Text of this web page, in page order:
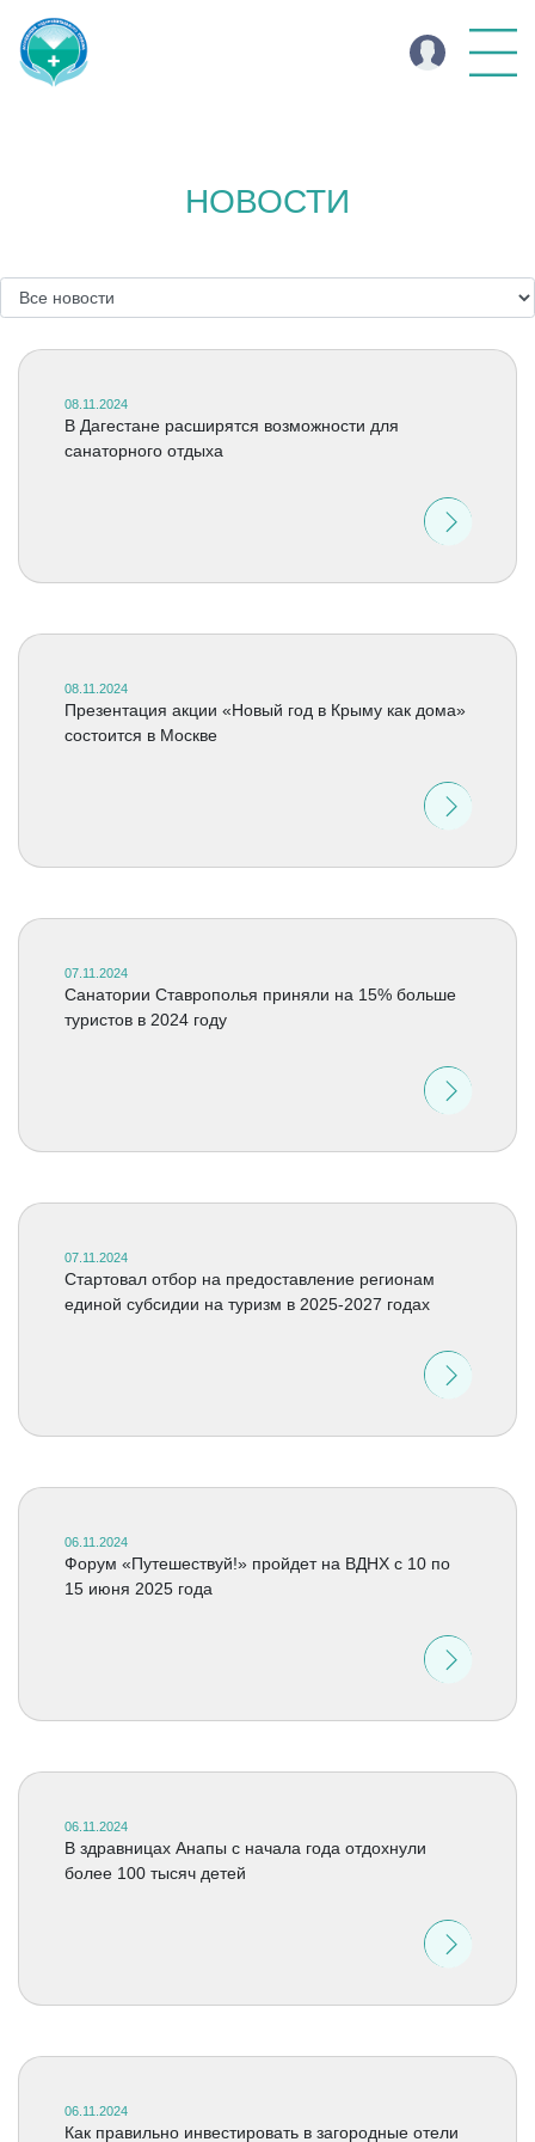
НОВОСТИ
08.11.2024
В Дагестане расширятся возможности для
санаторного отдыха
08.11.2024
Презентация акции «Новый год в Крыму как дома»
состоится в Москве
07.11.2024
Санатории Ставрополья приняли на 15% больше
туристов в 2024 году
07.11.2024
Стартовал отбор на предоставление регионам
единой субсидии на туризм в 2025-2027 годах
06.11.2024
Форум «Путешествуй!» пройдет на ВДНХ с 10 по
15 июня 2025 года
06.11.2024
В здравницах Анапы с начала года отдохнули
более 100 тысяч детей
06.11.2024
Как правильно инвестировать в загородные отели